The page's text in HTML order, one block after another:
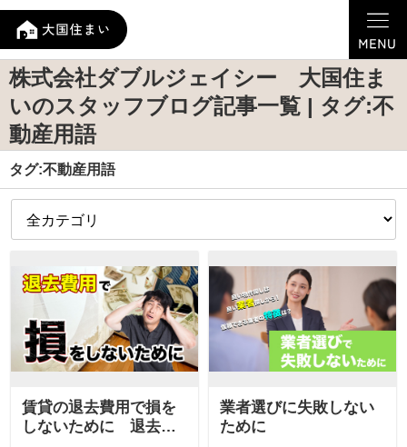
株式会社ダブルジェイシー 大国住ま
いのスタッフブログ記事一覧 | タグ:不
動産用語
タグ:不動産用語
賃貸の退去費用で損を
しないために 退去立
業者選びに失敗しない
ために